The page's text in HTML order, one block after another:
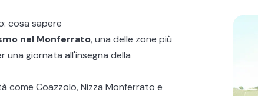
cosa sapere
nel Monferrato, una delle zone più
una giornata all'insegna della
come Coazzolo,Nizza Monferrato e